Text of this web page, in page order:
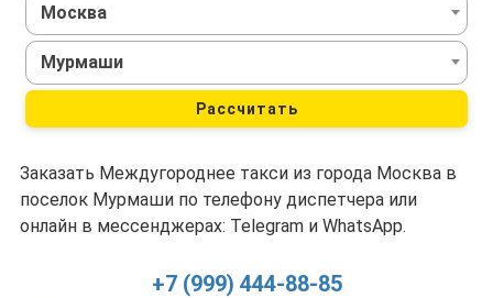
Москва
Мурмаши
Рассчитать
Заказать Междугороднее такси из города Москва в
поселок Мурмаши по телефону диспетчера или
онлайн в мессенджерах: Telegram и WhatsApp.
+7 (999) 444-88-85